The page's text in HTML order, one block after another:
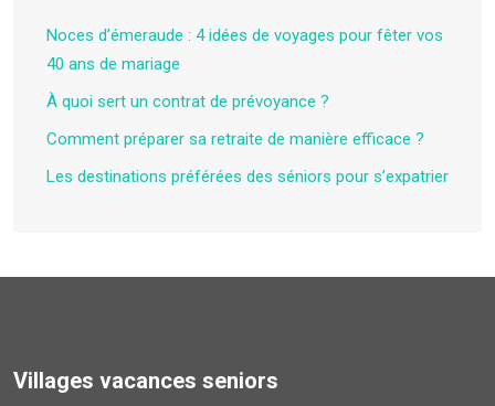
Noces d’émeraude : 4 idées de voyages pour fêter vos
40 ans de mariage
À quoi sert un contrat de prévoyance ?
Comment préparer sa retraite de manière efficace ?
Les destinations préférées des séniors pour s’expatrier
Villages vacances seniors